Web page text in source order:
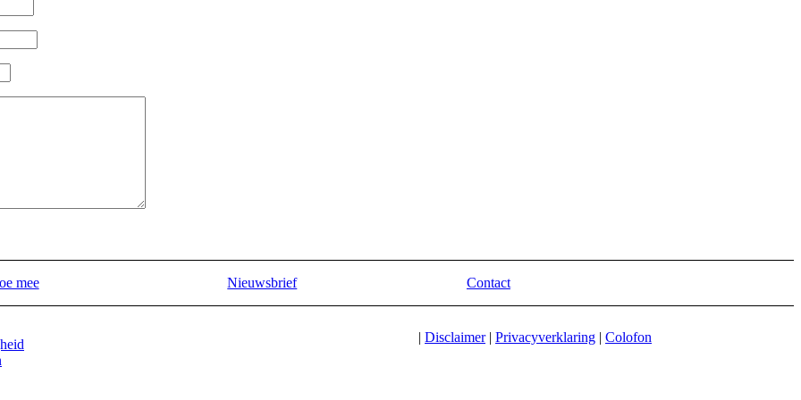
mee Nieuwsbrief Contact
| Disclaimer| Privacyverklaring | Colofon